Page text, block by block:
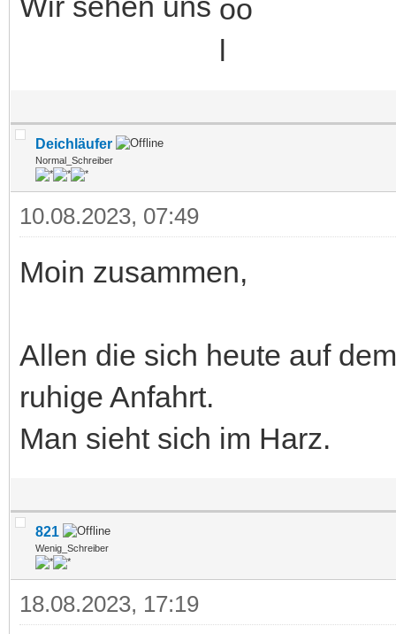
Deichläufer
Normal_Schreiber
10.08.2023, 07:49
Moin zusammen,
Allen die sich heute auf
ruhige Anfahrt.
Man sieht sich im Harz.
821
Wenig_Schreiber
18.08.2023, 17:19